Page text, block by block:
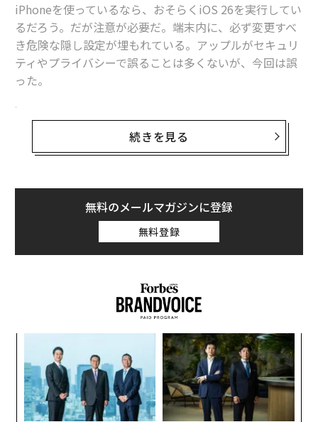
iPhoneを使っているなら、おそらくiOS 26を実行してい
るだろう。だが注意が必要だ。端末内に、必ず変更すべ
き危険な隠し設定が埋もれている。アップルがセキュリ
ティやプライバシーで誤ることは多くないが、今回は誤
った。
た際の設定を変更する
ここで問題にしているのは、端末に差し込まれる悪意あ
りがちだが、スマートフォンはWi‑Fiやセルラー接続と
同じくらい、ケーブル経由でも侵害され得る。
ック用ソフトが端末データを流出させるのを阻止するべ
く、一定時間が経過すると端末を「初回ロック解除前（
: Before First Unlock）」状態に戻すタイムアウト
機能をiPhoneとAndroidに追加している。これが、いわ
ジュースジャッキング
（公共の充電設備などを悪
用してデータ窃取やマルウェア感染を狙う手口）」が今
なおニュースになる理由でもある。
続きを見る
無料のメールマガジンに登録
無料登録